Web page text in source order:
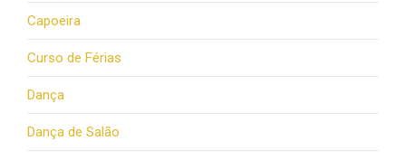
Capoeira
Curso de Férias
Dança
Dança de Salão